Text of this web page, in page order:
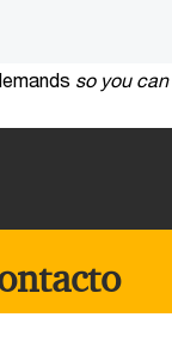
so you can